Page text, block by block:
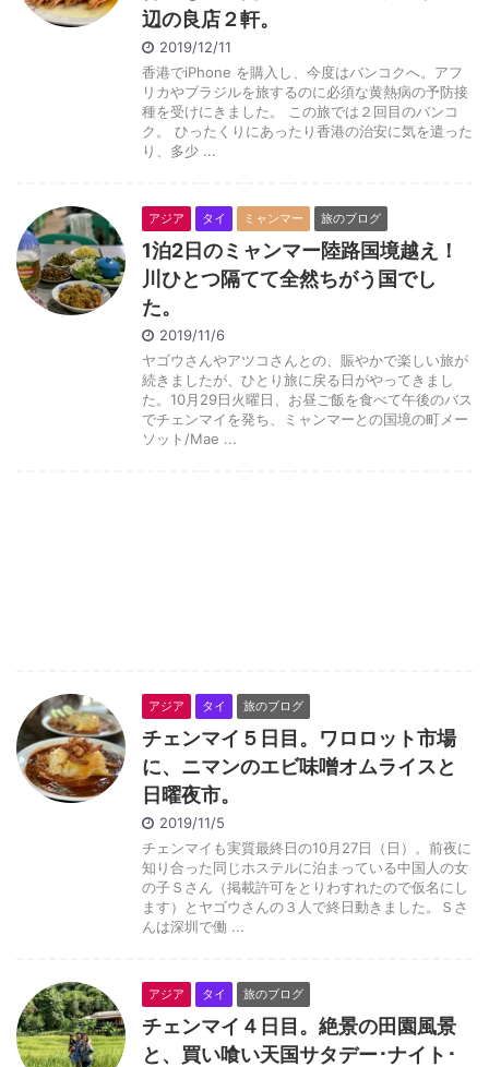
辺の良店２軒。
2019/12/11
香港でiPhone を購入し、今度はバンコクへ。アフ
リカやブラジルを旅するのに必須な黄熱病の予防接
種を受けにきました。 この旅では２回目のバンコ
ク。 ひったくりにあったり香港の治安に気を遣った
り、多少 ...
アジア タイ ミャンマー 旅のブログ
1泊2日のミャンマー陸路国境越え！
川ひとつ隔てて全然ちがう国でし
た。
2019/11/6
ヤゴウさんやアツコさんとの、賑やかで楽しい旅が
続きましたが、ひとり旅に戻る日がやってきまし
た。10月29日火曜日、お昼ご飯を食べて午後のバス
でチェンマイを発ち、ミャンマーとの国境の町メー
ソット/Mae ...
アジア タイ 旅のブログ
チェンマイ５日目。ワロロット市場
に、ニマンのエビ味噌オムライスと
日曜夜市。
2019/11/5
チェンマイも実質最終日の10月27日（日）。前夜に
知り合った同じホステルに泊まっている中国人の女
の子Ｓさん（掲載許可をとりわすれたので仮名にし
ます）とヤゴウさんの３人で終日動きました。Ｓさ
んは深圳で働 ...
アジア タイ 旅のブログ
チェンマイ４日目。絶景の田園風景
と、買い喰い天国サタデー･ナイト･